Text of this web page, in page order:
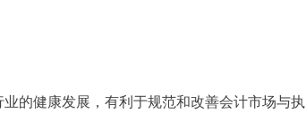
的健康发展，有利于规范和改善会计市场与执